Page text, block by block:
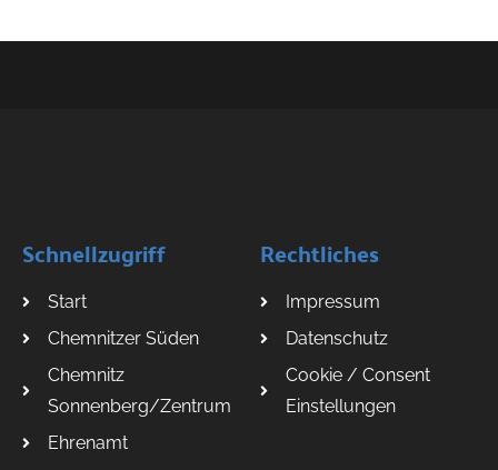
Schnellzugriff
Start
Chemnitzer Süden
Chemnitz
Sonnenberg/Zentrum
Ehrenamt
Rechtliches
Impressum
Datenschutz
Cookie / Consent
Einstellungen